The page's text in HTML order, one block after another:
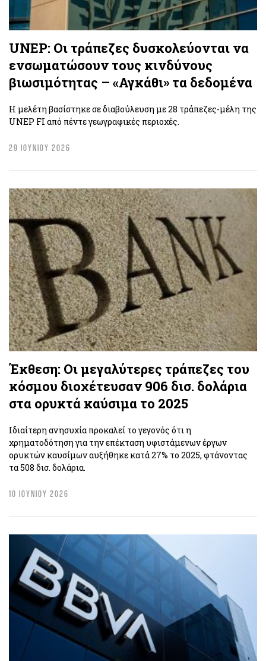
UNEP: Οι τράπεζες δυσκολεύονται να
ενσωματώσουν τους κινδύνους
βιωσιμότητας – «Αγκάθι» τα δεδομένα
Η μελέτη βασίστηκε σε διαβούλευση με 28 τράπεζες-μέλη της
UNEP FI από πέντε γεωγραφικές περιοχές.
29 ΙΟΥΝΙΟΥ 2026
Έκθεση: Οι μεγαλύτερες τράπεζες του
κόσμου διοχέτευσαν 906 δισ. δολάρια
στα ορυκτά καύσιμα το 2025
Ιδιαίτερη ανησυχία προκαλεί το γεγονός ότι η
χρηματοδότηση για την επέκταση υφιστάμενων έργων
ορυκτών καυσίμων αυξήθηκε κατά 27% το 2025, φτάνοντας
τα 508 δισ. δολάρια.
10 ΙΟΥΝΙΟΥ 2026